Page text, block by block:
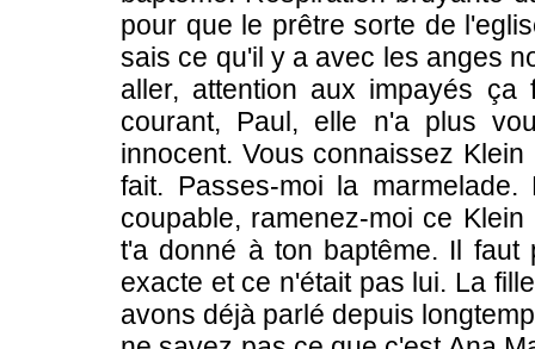
pour que le prêtre sorte de
sais ce qu'il y a avec les anges
aller, attention aux impayés
courant, Paul, elle n'a plus
innocent. Vous connaissez
fait. Passes-moi la
coupable, ramenez-moi ce
t'a donné à ton baptême. Il
exacte et ce n'était pas lui. La
avons déjà parlé depuis